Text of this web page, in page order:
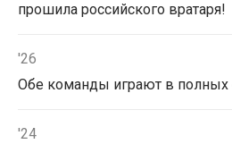
прошила российского вратаря!
'26
Обе команды играют в полных
'24